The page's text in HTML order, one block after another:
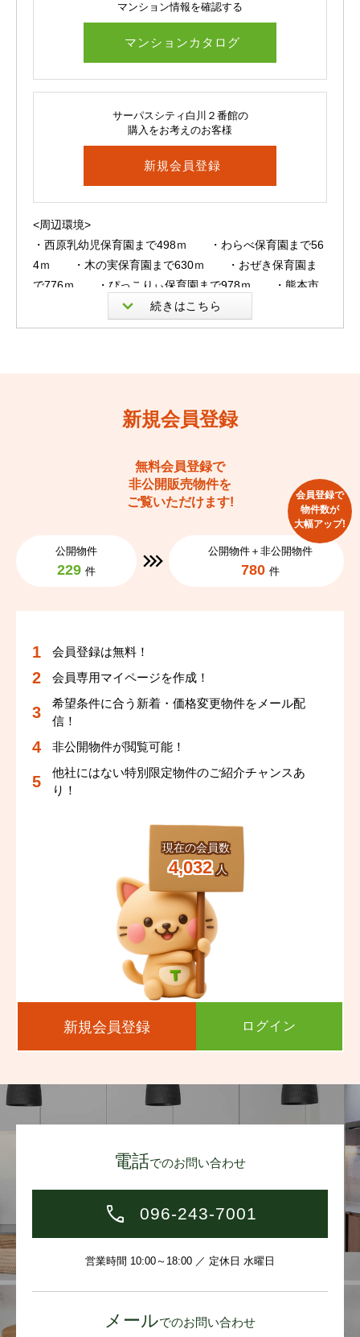
マンション情報を確認する
マンションカタログ
サーパスシティ白川２番館の
購入をお考えのお客様
新規会員登録
<周辺環境>
・西原乳幼児保育園まで498ｍ ・わらべ保育園まで56
4ｍ ・木の実保育園まで630ｍ ・おぜき保育園ま
で776ｍ ・ぴっこりぃ保育園まで978ｍ ・熊本市
立西原小学校まで1300ｍ ・熊本市立西原中学校まで2
200ｍ ・託麻団地緑地まで786ｍ ・株式会社ツク
リニックまで393ｍ ・川口消化器内科まで416ｍ
・竹田歯科医院まで421ｍ ・天望庵特別養護老人ホ
ｍ ・ファミリーマート 熊本竜田口店まで292ｍ ・
セブンイレブン 熊本竜田口店まで396ｍ ・セブンイレ
ブン 熊本新南部店まで484ｍ ・セブンイレブン 熊本
下南部店まで531ｍ ・セブンイレブン 熊本西原大通り
店まで559ｍ ・ファミリーマート 熊本下南部店まで72
4ｍ ・セブンイレブン 熊本下南部3丁目店まで917ｍ
で、予めご了承ください。>
新規会員登録
無料会員登録で
非公開販売物件を
ご覧いただけます!
公開物件
229 件
公開物件＋非公開物件
780 件
会員登録で
物件数が
大幅アップ!
現在の会員数
4,032 人
会員登録は無料！
会員専用マイページを作成！
希望条件に合う新着・価格変更物件をメール配
信！
非公開物件が閲覧可能！
他社にはない特別限定物件のご紹介チャンスあ
り！
新規会員登録 ログイン
電話でのお問い合わせ
096-243-7001
営業時間 10:00～18:00 ／ 定休日 水曜日
メールでのお問い合わせ